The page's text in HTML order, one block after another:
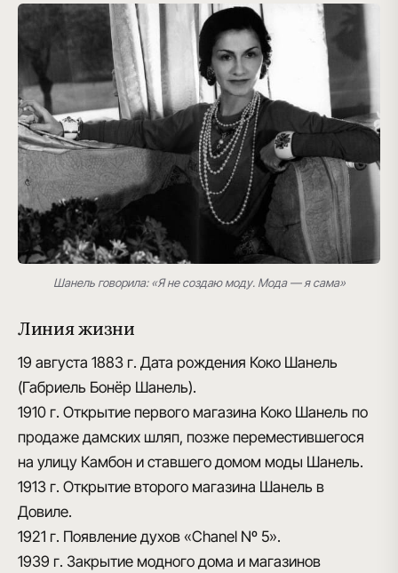
Шанель говорила: «Я не создаю моду. Мода — я сама»
Линия жизни
19 августа 1883 г. Дата рождения Коко Шанель
(Габриель Бонёр Шанель).
1910 г. Открытие первого магазина Коко Шанель по
продаже дамских шляп, позже переместившегося
на улицу Камбон и ставшего домом моды Шанель.
1913 г. Открытие второго магазина Шанель в
Довиле.
1921 г. Появление духов «Chanel Nº 5».
1939 г. Закрытие модного дома и магазинов